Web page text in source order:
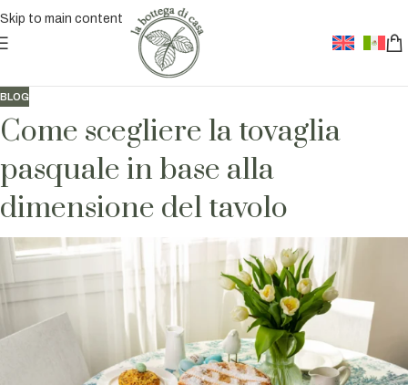
Skip to main content
BLOG
Come scegliere la tovaglia
pasquale in base alla
dimensione del tavolo